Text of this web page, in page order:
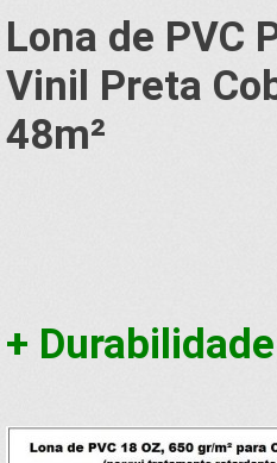
Lona de PVC
Vinil Preta
48m²
+